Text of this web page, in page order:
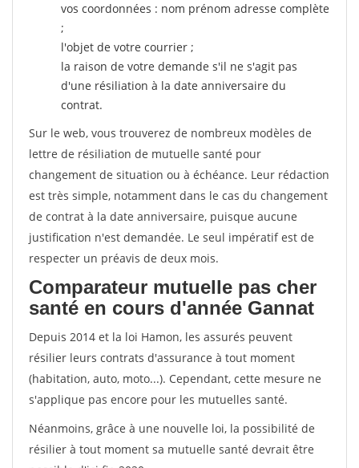
vos coordonnées : nom prénom adresse complète
;
l'objet de votre courrier ;
la raison de votre demande s'il ne s'agit pas
d'une résiliation à la date anniversaire du
contrat.
Sur le web, vous trouverez de nombreux modèles de
lettre de résiliation de mutuelle santé pour
changement de situation ou à échéance. Leur rédaction
est très simple, notamment dans le cas du changement
de contrat à la date anniversaire, puisque aucune
justification n'est demandée. Le seul impératif est de
respecter un préavis de deux mois.
Comparateur mutuelle pas cher
santé en cours d'année Gannat
Depuis 2014 et la loi Hamon, les assurés peuvent
résilier leurs contrats d'assurance à tout moment
(habitation, auto, moto...). Cependant, cette mesure ne
s'applique pas encore pour les mutuelles santé.
Néanmoins, grâce à une nouvelle loi, la possibilité de
résilier à tout moment sa mutuelle santé devrait être